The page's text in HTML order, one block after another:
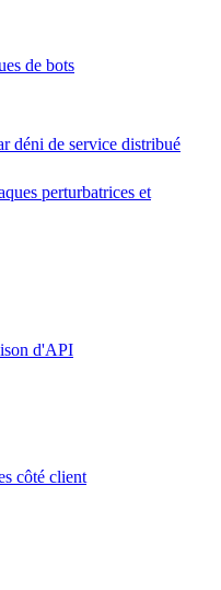
de bots
déni de service distribué
perturbatrices et
d'API
côté client